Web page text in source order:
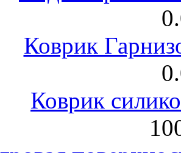
Коврик
Коврик